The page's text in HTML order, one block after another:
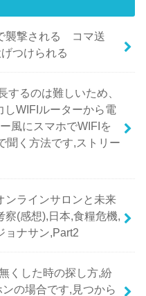
襲撃される コマ送
つけられる
するのは難しいため、
WIFIルーターから電
風にスマホでWIFIを
聞く方法です,ストリー
ンラインサロンと未来
(感想),日本,食糧危機,
ョナサン,Part2
くした時の探し方,紛
の場合です,見つから